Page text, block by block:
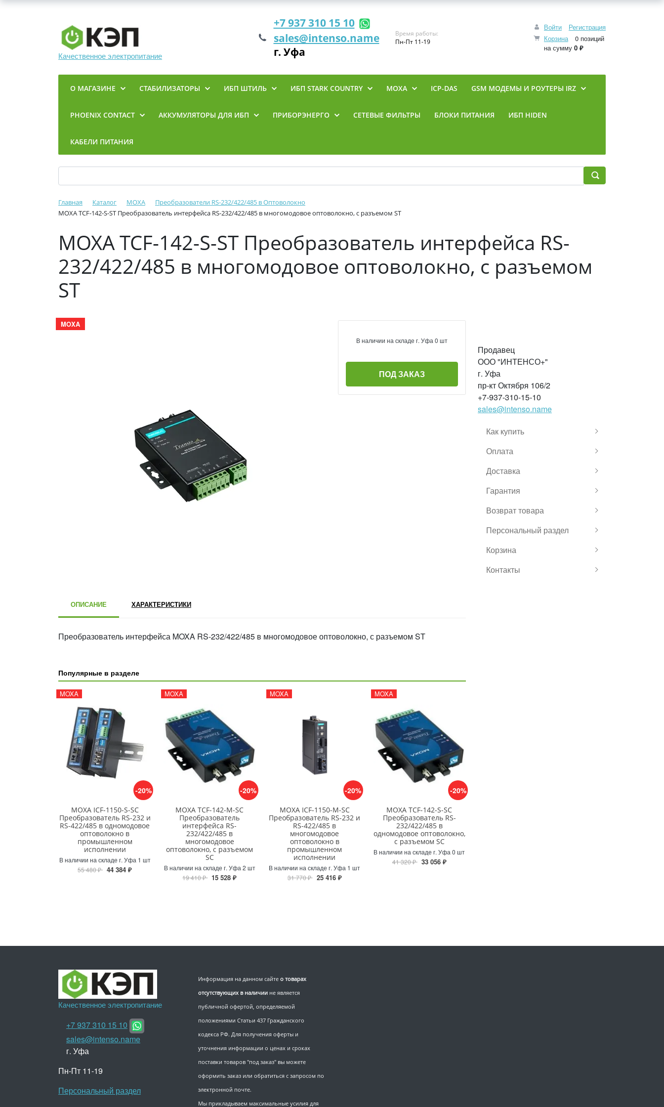
Качественное электропитание
Войти
Регистрация
Корзина
0 позиций
на сумму 0 ₽
+7 937 310 15 10
sales@intenso.name
г. Уфа
Время работы:
Пн-Пт 11-19
О МАГАЗИНЕ СТАБИЛИЗАТОРЫ ИБП ШТИЛЬ ИБП STARK COUNTRY MOXA ICP-DAS GSM МОДЕМЫ И РОУТЕРЫ IRZ
PHOENIX CONTACT АККУМУЛЯТОРЫ ДЛЯ ИБП ПРИБОРЭНЕРГО СЕТЕВЫЕ ФИЛЬТРЫ БЛОКИ ПИТАНИЯ ИБП HIDEN
КАБЕЛИ ПИТАНИЯ
Главная Каталог MOXA
Преобразователи RS-232/422/485 в Оптоволокно
MOXA TCF-142-S-ST Преобразователь интерфейса RS-232/422/485 в многомодовое оптоволокно, с разъемом ST
MOXA TCF-142-S-ST Преобразователь интерфейса RS-
232/422/485 в многомодовое оптоволокно, с разъемом
ST
MOXA
В наличии на складе г. Уфа 0 шт
ПОД ЗАКАЗ
ОПИСАНИЕ ХАРАКТЕРИСТИКИ
Преобразователь интерфейса MOXA RS-232/422/485 в многомодовое оптоволокно, с разъемом ST
Популярные в разделе
-20%
MOXA
MOXA ICF-1150-S-SC
Преобразователь RS-232 и
RS-422/485 в одномодовое
оптоволокно в
промышленном
исполнении
В наличии на складе г. Уфа 1 шт
55 480 ₽ 44 384 ₽
-20%
MOXA
MOXA TCF-142-M-SC
Преобразователь
интерфейса RS-
232/422/485 в
многомодовое
оптоволокно, с разъемом
SC
В наличии на складе г. Уфа 2 шт
19 410 ₽ 15 528 ₽
-20%
MOXA
MOXA ICF-1150-M-SC
Преобразователь RS-232 и
RS-422/485 в
многомодовое
оптоволокно в
промышленном
исполнении
В наличии на складе г. Уфа 1 шт
31 770 ₽ 25 416 ₽
-20%
MOXA
MOXA TCF-142-S-SC
Преобразователь RS-
232/422/485 в
одномодовое оптоволокно,
с разъемом SC
В наличии на складе г. Уфа 0 шт
41 320 ₽ 33 056 ₽
Продавец
ООО "ИНТЕНСО+"
г. Уфа
пр-кт Октября 106/2
+7-937-310-15-10
sales@intenso.name
Как купить
Оплата
Доставка
Гарантия
Возврат товара
Персональный раздел
Корзина
Контакты
Информация на данном сайте о товарах
отсутствующих в наличии не является
публичной офертой, определяемой
положениями Статьи 437 Гражданского
кодекса РФ. Для получения оферты и
уточнения информации о ценах и сроках
поставки товаров "под заказ" вы можете
оформить заказ или обратиться с запросом по
электронной почте.
Мы прикладываем максимальные усилия для
Качественное электропитание
+7 937 310 15 10
sales@intenso.name
г. Уфа
Пн-Пт 11-19
Персональный раздел